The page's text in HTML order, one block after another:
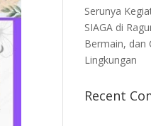
Serunya
SIAGA di
Bermain, dan
Lingkungan
Recent